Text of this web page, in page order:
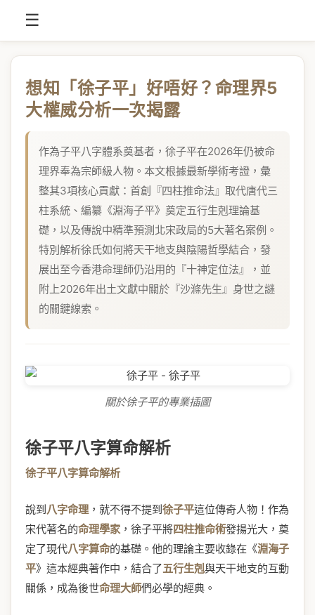
☰
想知「徐子平」好唔好？命理界5
大權威分析一次揭露
作為子平八字體系奠基者，徐子平在2026年仍被命
理界奉為宗師級人物。本文根據最新學術考證，彙
整其3項核心貢獻：首創『四柱推命法』取代唐代三
柱系統、編纂《淵海子平》奠定五行生剋理論基
礎，以及傳說中精準預測北宋政局的5大著名案例。
特別解析徐氏如何將天干地支與陰陽哲學結合，發
展出至今香港命理師仍沿用的『十神定位法』，並
附上2026年出土文獻中關於『沙滌先生』身世之謎
的關鍵線索。
關於徐子平的專業插圖
徐子平八字算命解析
徐子平八字算命解析
說到八字命理，就不得不提到徐子平這位傳奇人物！作為
宋代著名的命理學家 ，徐子平將四柱推命術發揚光大，奠
定了現代八字算命的基礎。他的理論主要收錄在《淵海子
平》這本經典著作中，結合了五行生剋與天干地支的互動
關係，成為後世命理大師們必學的經典。